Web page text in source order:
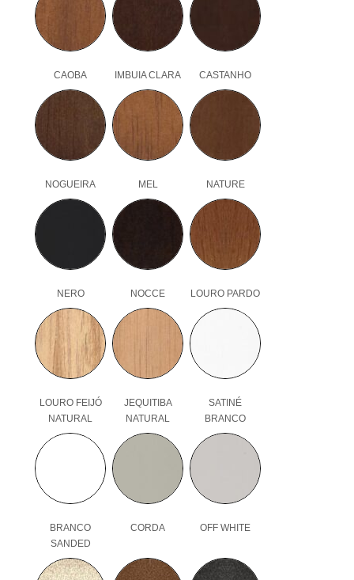
CAOBA IMBUIA CLARA CASTANHO
NOGUEIRA MEL NATURE
NERO NOCCE LOURO PARDO
LOURO FEIJÓ
NATURAL
JEQUITIBA
NATURAL
SATINÉ
BRANCO
BRANCO
SANDED
CORDA OFF WHITE